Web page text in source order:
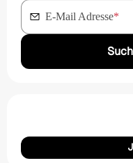
E-Mail Adresse*